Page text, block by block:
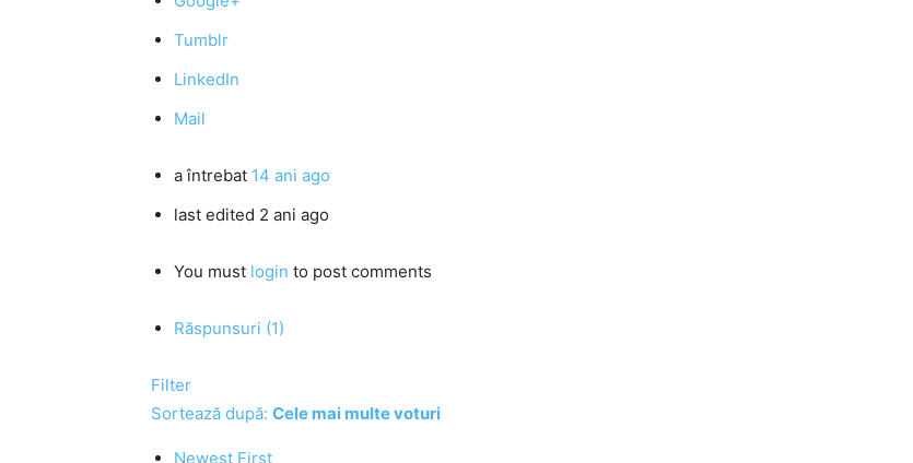
Tumblr
LinkedIn
Mail
a întrebat 14 ani ago
last edited 2 ani ago
You must login to post comments
Răspunsuri (1)
Filter
Sortează după: Cele mai multe voturi
Newest First